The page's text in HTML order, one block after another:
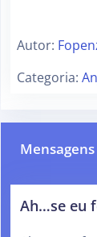
Autor:
Categoria:
Ah…se eu